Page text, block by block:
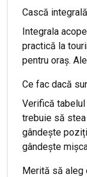
Cască
Integrala
practică la
pentru oraș.
Ce fac dacă
Verifică
trebuie să
gândește
gândește
Merită să aleg